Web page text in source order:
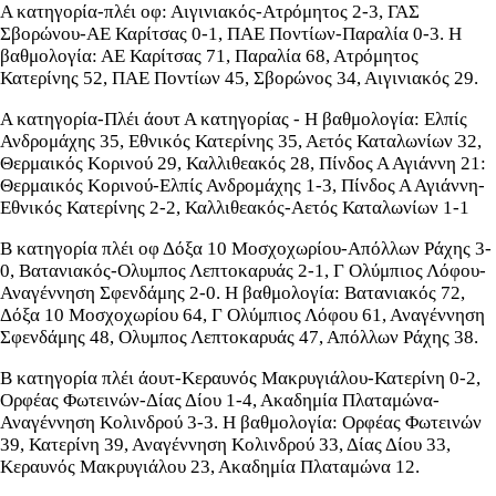
Α κατηγορία-πλέι οφ: Αιγινιακός-Ατρόμητος 2-3, ΓΑΣ
Σβορώνου-ΑΕ Καρίτσας 0-1, ΠΑΕ Ποντίων-Παραλία 0-3. Η
βαθμολογία: ΑΕ Καρίτσας 71, Παραλία 68, Ατρόμητος
Κατερίνης 52, ΠΑΕ Ποντίων 45, Σβορώνος 34, Αιγινιακός 29.
Α κατηγορία-Πλέι άουτ Α κατηγορίας - Η βαθμολογία: Ελπίς
Ανδρομάχης 35, Εθνικός Κατερίνης 35, Αετός Καταλωνίων 32,
Θερμαικός Κορινού 29, Καλλιθεακός 28, Πίνδος Α Αγιάννη 21:
Θερμαικός Κορινού-Ελπίς Ανδρομάχης 1-3, Πίνδος Α Αγιάννη-
Εθνικός Κατερίνης 2-2, Καλλιθεακός-Αετός Καταλωνίων 1-1
Β κατηγορία πλέι οφ Δόξα 10 Μοσχοχωρίου-Απόλλων Ράχης 3-
0, Βατανιακός-Ολυμπος Λεπτοκαρυάς 2-1, Γ Ολύμπιος Λόφου-
Αναγέννηση Σφενδάμης 2-0. H βαθμολογία: Βατανιακός 72,
Δόξα 10 Μοσχοχωρίου 64, Γ Ολύμπιος Λόφου 61, Αναγέννηση
Σφενδάμης 48, Ολυμπος Λεπτοκαρυάς 47, Απόλλων Ράχης 38.
Β κατηγορία πλέι άουτ-Κεραυνός Μακρυγιάλου-Κατερίνη 0-2,
Ορφέας Φωτεινών-Δίας Δίου 1-4, Ακαδημία Πλαταμώνα-
Αναγέννηση Κολινδρού 3-3. Η βαθμολογία: Ορφέας Φωτεινών
39, Κατερίνη 39, Αναγέννηση Κολινδρού 33, Δίας Δίου 33,
Κεραυνός Μακρυγιάλου 23, Ακαδημία Πλαταμώνα 12.